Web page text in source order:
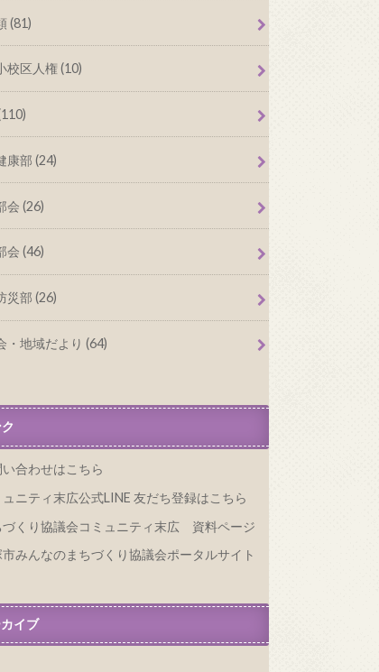
(81)
校区人権 (10)
康部 (24)
会 (26)
会 (46)
災部 (26)
・地域だより (64)
い合わせはこちら
ュニティ末広公式LINE 友だち登録はこちら
づくり協議会コミュニティ末広 資料ページ
みんなのまちづくり協議会ポータルサイト
イブ